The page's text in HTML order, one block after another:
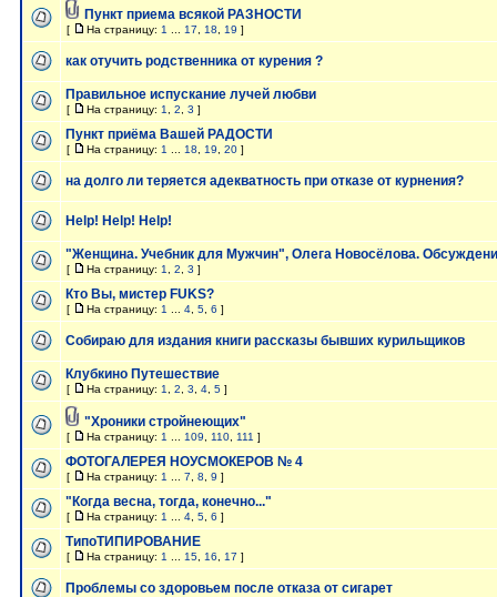
Пункт приема всякой РАЗНОСТИ
[ На страницу: 1 17 18 19 ]
как отучить родственника от курения ?
Правильное испускание лучей любви
[ На страницу: 1 2 3 ]
Пункт приёма Вашей РАДОСТИ
[ На страницу: 1 18 19 20 ]
на долго ли теряется адекватность при отказе от курнения?
Help! Help! Help!
"Женщина. Учебник для Мужчин", Олега Новосёлова.
[ На страницу: 1 2 3 ]
Кто Вы, мистер FUKS?
[ На страницу: 1 4 5 6 ]
Собираю для издания книги рассказы бывших курильщиков
Клубкино Путешествие
[ На страницу: 1 2 3 4 5 ]
"Хроники стройнеющих"
[ На страницу: 1 109 110 111 ]
ФОТОГАЛЕРЕЯ НОУСМОКЕРОВ № 4
[ На страницу: 1 7 8 9 ]
"Когда весна, тогда, конечно..."
[ На страницу: 1 4 5 6 ]
ТипоТИПИРОВАНИЕ
[ На страницу: 1 15 16 17 ]
Проблемы со здоровьем после отказа от сигарет